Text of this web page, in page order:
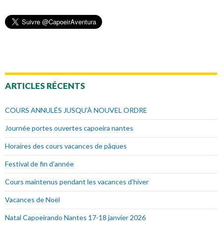
ARTICLES RÉCENTS
COURS ANNULÉS JUSQU’À NOUVEL ORDRE
Journée portes ouvertes capoeira nantes
Horaires des cours vacances de pâques
Festival de fin d’année
Cours maintenus pendant les vacances d’hiver
Vacances de Noël
Natal Capoeirando Nantes 17-18 janvier 2026